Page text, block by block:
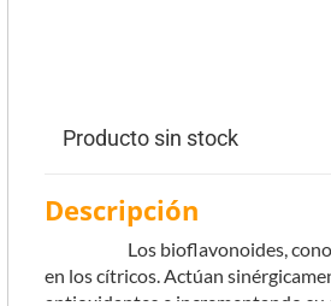
Producto sin stock
Descripción
Los bioflavonoides,
en los cítricos. Actúan